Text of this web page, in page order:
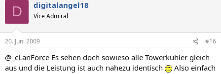
D digitalangel18
Vice Admiral
20. Juni 2009 #16
@_cLanForce Es sehen doch sowieso alle Towerkühler gleich
aus und die Leistung ist auch nahezu identisch
Also einfach